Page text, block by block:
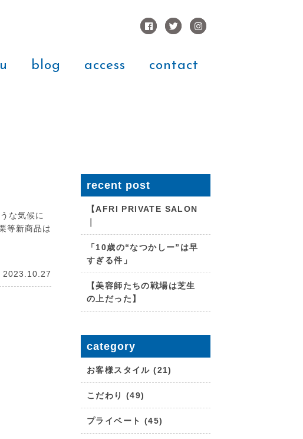
blog access contact
な気候に
等新商品は
2023.10.27
recent post
【AFRI PRIVATE SALON
「10歳の“なつかしー”は早
すぎる件」
【美容師たちの戦場は芝生
の上だった】
category
お客様スタイル (21)
こだわり (49)
プライベート (45)